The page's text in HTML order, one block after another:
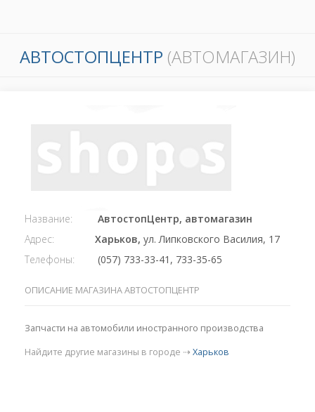
АВТОСТОПЦЕНТР (АВТОМАГАЗИН)
Название:
АвтостопЦентр, автомагазин
Адрес:
Харьков, ул. Липковского Василия, 17
Телефоны:
(057) 733-33-41, 733-35-65
ОПИСАНИЕ МАГАЗИНА АВТОСТОПЦЕНТР
Запчасти на автомобили иностранного производства
Найдите другие магазины в городе ⇢ Харьков